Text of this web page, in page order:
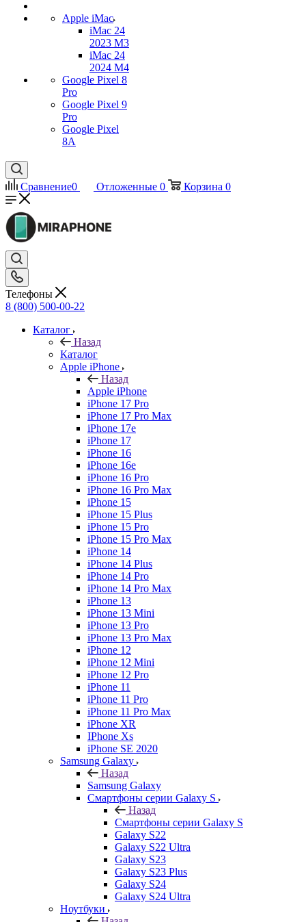
Apple iMac
iMac 24
2023 M3
iMac 24
2024 M4
Google Pixel 8
Pro
Google Pixel 9
Pro
Google Pixel
8A
Сравнение0 Отложенные 0 Корзина 0
Телефоны
8 (800) 500-00-22
Каталог
Назад
Каталог
Apple iPhone
Назад
Apple iPhone
iPhone 17 Pro
iPhone 17 Pro Max
iPhone 17e
iPhone 17
iPhone 16
iPhone 16e
iPhone 16 Pro
iPhone 16 Pro Max
iPhone 15
iPhone 15 Plus
iPhone 15 Pro
iPhone 15 Pro Max
iPhone 14
iPhone 14 Plus
iPhone 14 Pro
iPhone 14 Pro Max
iPhone 13
iPhone 13 Mini
iPhone 13 Pro
iPhone 13 Pro Max
iPhone 12
iPhone 12 Mini
iPhone 12 Pro
iPhone 11
iPhone 11 Pro
iPhone 11 Pro Max
iPhone XR
IPhone Xs
iPhone SE 2020
Samsung Galaxy
Назад
Samsung Galaxy
Смартфоны серии Galaxy S
Назад
Смартфоны серии Galaxy S
Galaxy S22
Galaxy S22 Ultra
Galaxy S23
Galaxy S23 Plus
Galaxy S24
Galaxy S24 Ultra
Ноутбуки